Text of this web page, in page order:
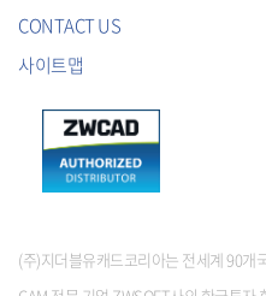
CONTACT US
사이트맵
(주)지더블유캐드코리아는 전세계 90개